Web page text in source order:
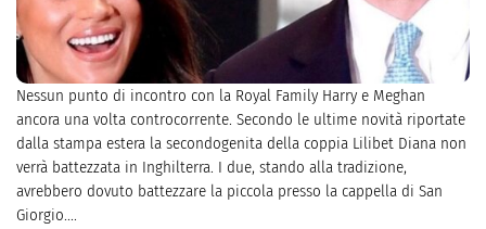
Nessun punto di incontro con la Royal Family Harry e Meghan
ancora una volta controcorrente. Secondo le ultime novità riportate
dalla stampa estera la secondogenita della coppia Lilibet Diana non
verrà battezzata in Inghilterra. I due, stando alla tradizione,
avrebbero dovuto battezzare la piccola presso la cappella di San
Giorgio....